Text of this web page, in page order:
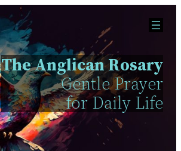
The Anglican Rosary
Gentle Prayer
for Daily Life